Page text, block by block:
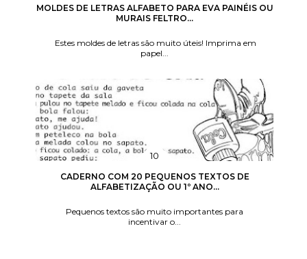
MOLDES DE LETRAS ALFABETO PARA EVA PAINÉIS OU
MURAIS FELTRO...
Estes moldes de letras são muito úteis! Imprima em
papel...
CADERNO COM 20 PEQUENOS TEXTOS DE
ALFABETIZAÇÃO OU 1º ANO...
Pequenos textos são muito importantes para
incentivar o...